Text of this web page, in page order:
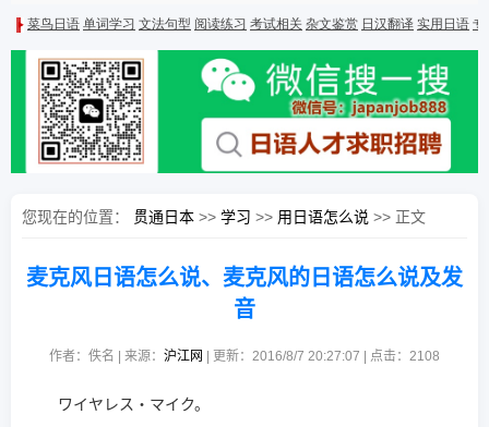
您现在的位置： 贯通日本 >> 学习 >> 用日语怎么说 >> 正文
麦克风日语怎么说、麦克风的日语怎么说及发
音
作者：佚名 | 来源： 沪江网 | 更新：2016/8/7 20:27:07 | 点击： 2108
ワイヤレス・マイク。